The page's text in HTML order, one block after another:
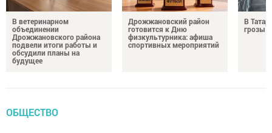
В ветеринарном
объединении
Дрожжановского района
подвели итоги работы и
обсудили планы на
будущее
Дрожжановский район
готовится к Дню
физкультурника: афиша
спортивных мероприятий
В
грозы
ОБЩЕСТВО